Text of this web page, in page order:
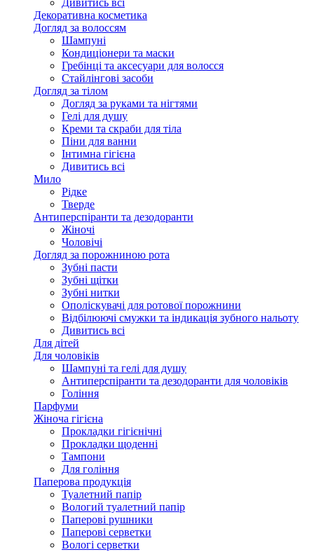
Дивитись всі
Декоративна косметика
Догляд за волоссям
Шампуні
Кондиціонери та маски
Гребінці та аксесуари для волосся
Стайлінгові засоби
Догляд за тілом
Догляд за руками та нігтями
Гелі для душу
Креми та скраби для тіла
Піни для ванни
Інтимна гігієна
Дивитись всі
Мило
Рідке
Тверде
Антиперспіранти та дезодоранти
Жіночі
Чоловічі
Догляд за порожниною рота
Зубні пасти
Зубні щітки
Зубні нитки
Ополіскувачі для ротової порожнини
Відбілюючі смужки та індикація зубного нальоту
Дивитись всі
Для дітей
Для чоловіків
Шампуні та гелі для душу
Антиперспіранти та дезодоранти для чоловіків
Гоління
Парфуми
Жіноча гігієна
Прокладки гігієнічні
Прокладки щоденні
Тампони
Для гоління
Паперова продукція
Туалетний папір
Вологий туалетний папір
Паперові рушники
Паперові серветки
Вологі серветки